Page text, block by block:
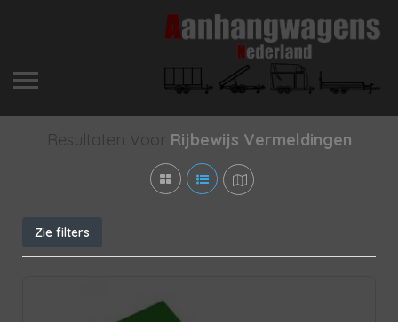
Resultaten Voor Rijbewijs Vermeldingen
Zie filters